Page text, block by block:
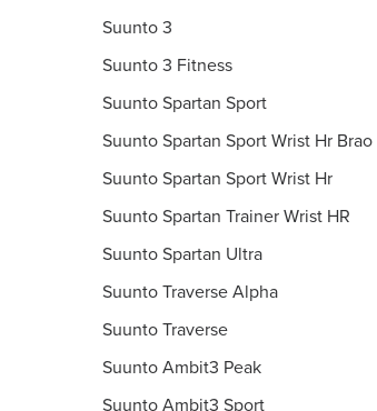
Suunto 3
Suunto 3 Fitness
Suunto Spartan Sport
Suunto Spartan Sport Wrist Hr Brao
Suunto Spartan Sport Wrist Hr
Suunto Spartan Trainer Wrist HR
Suunto Spartan Ultra
Suunto Traverse Alpha
Suunto Traverse
Suunto Ambit3 Peak
Suunto Ambit3 Sport